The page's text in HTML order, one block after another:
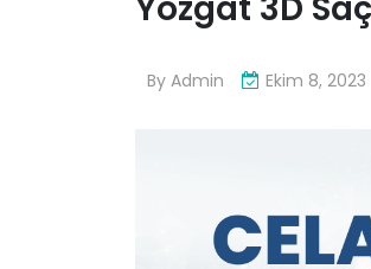
By Admin Ekim 8, 2023